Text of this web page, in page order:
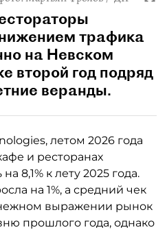
трафика
на Невском
второй год подряд
веранды.
летом 2026 года
и ресторанах
8,1% к лету 2025 года.
на 1%, а средний чек
выражении рынок
прошлого года, однако